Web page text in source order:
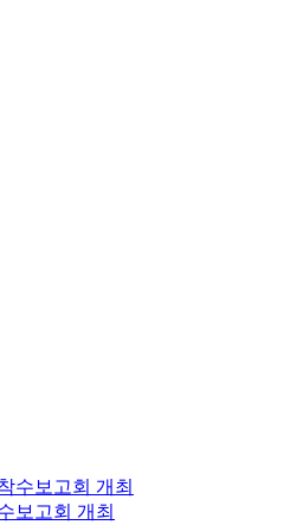
보고회 개최